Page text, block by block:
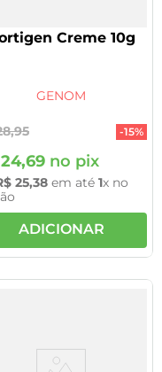
Creme 10g
GENOM
,95 -15%
24,69 no pix
25,38 em até 1x no
ADICIONAR